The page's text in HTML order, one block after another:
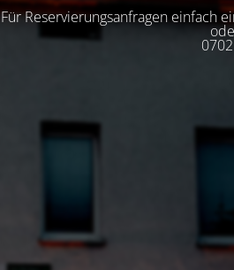
Für Reservierungsanfragen einfach